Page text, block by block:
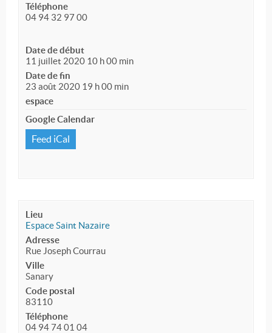
Téléphone
04 94 32 97 00
Date de début
11 juillet 2020 10 h 00 min
Date de fin
23 août 2020 19 h 00 min
espace
Google Calendar
Feed iCal
Lieu
Espace Saint Nazaire
Adresse
Rue Joseph Courrau
Ville
Sanary
Code postal
83110
Téléphone
04 94 74 01 04